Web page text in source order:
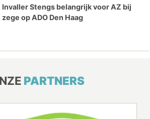
Invaller Stengs belangrijk voor AZ bij
zege op ADO Den Haag
PARTNERS